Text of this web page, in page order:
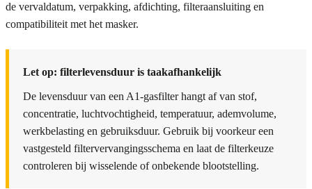
de vervaldatum, verpakking, afdichting, filteraansluiting en
compatibiliteit met het masker.
Let op: filterlevensduur is taakafhankelijk
De levensduur van een A1-gasfilter hangt af van stof,
concentratie, luchtvochtigheid, temperatuur, ademvolume,
werkbelasting en gebruiksduur. Gebruik bij voorkeur een
vastgesteld filtervervangingsschema en laat de filterkeuze
controleren bij wisselende of onbekende blootstelling.